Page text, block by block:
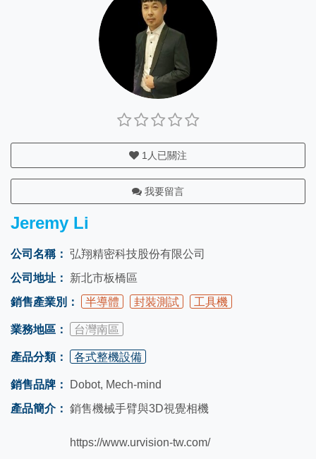
1 人已關注
我要留言
Jeremy Li
公司名稱： 弘翔精密科技股份有限公司
公司地址：
新北市板橋區
銷售產業別：
半導體 封裝測試 工具機
業務地區： 台灣南區
產品分類： 各式整機設備
銷售品牌：
Dobot, Mech-mind
產品簡介： 銷售機械手臂與3D視覺相機
https://www.urvision-tw.com/